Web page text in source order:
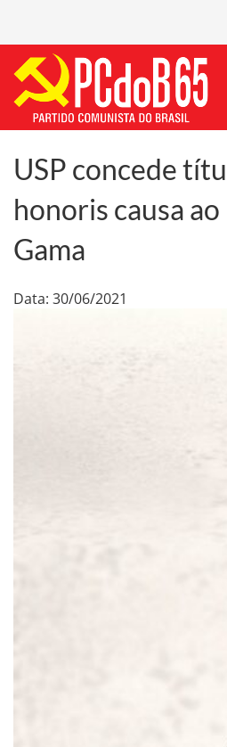
USP concede
honoris causa
Gama
Data: 30/06/2021